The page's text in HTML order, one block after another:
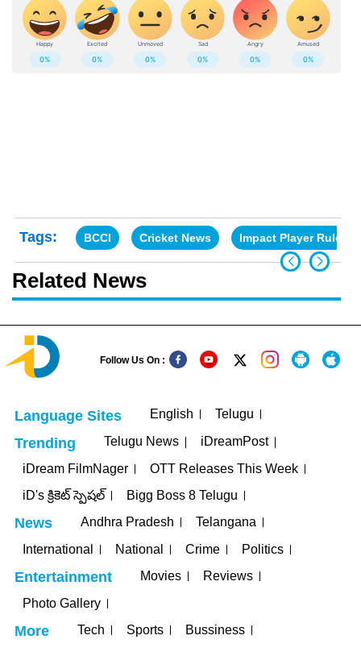
Tags: BCCI Cricket News Impact Player Rule
Related News
Follow Us On :
Language Sites English Telugu
Trending Telugu News
iDreamPost
iDream FilmNager
OTT Releases This Week
iD's క్రికెట్ స్పెషల్
Bigg Boss 8 Telugu
News Andhra Pradesh
Telangana
International
National Crime Politics
Entertainment Movies
Reviews
Photo Gallery
More Tech Sports Bussiness